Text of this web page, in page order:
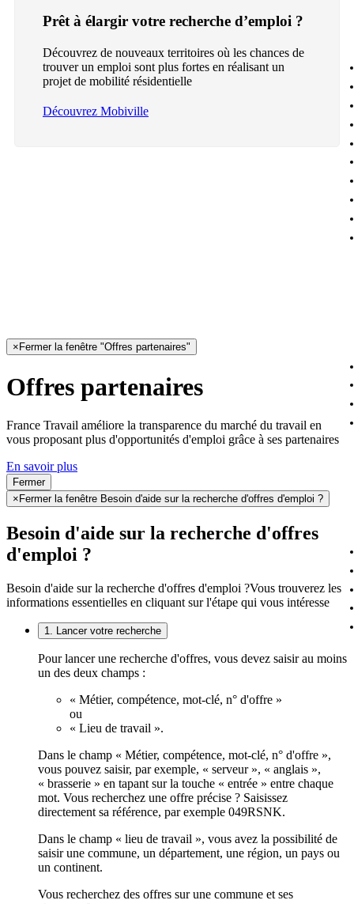
Prêt à élargir votre recherche d’emploi ?
Découvrez de nouveaux territoires où les chances de
trouver un emploi sont plus fortes en réalisant un
projet de mobilité résidentielle
Découvrez Mobiville
× Fermer la fenêtre "Offres partenaires"
Offres partenaires
France Travail améliore la transparence du marché du travail en
vous proposant plus d'opportunités d'emploi grâce à ses partenaires
En savoir plus
Fermer
× Fermer la fenêtre Besoin d'aide sur la recherche d'offres d'emploi ?
Besoin d'aide sur la recherche d'offres
d'emploi ?
Besoin d'aide sur la recherche d'offres d'emploi ?Vous trouverez les
informations essentielles en cliquant sur l'étape qui vous intéresse
1. Lancer votre recherche
Pour lancer une recherche d'offres, vous devez saisir au moins
un des deux champs :
« Métier, compétence, mot-clé, n° d'offre »
ou
« Lieu de travail ».
Dans le champ « Métier, compétence, mot-clé, n° d'offre »,
vous pouvez saisir, par exemple, « serveur », « anglais »,
« brasserie » en tapant sur la touche « entrée » entre chaque
mot. Vous recherchez une offre précise ? Saisissez
directement sa référence, par exemple 049RSNK.
Dans le champ « lieu de travail », vous avez la possibilité de
saisir une commune, un département, une région, un pays ou
un continent.
Vous recherchez des offres sur une commune et ses